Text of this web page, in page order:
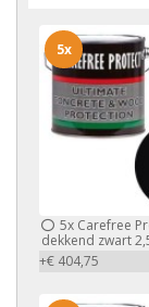
5x Carefree
dekkend zwart
+€ 404,75
5x